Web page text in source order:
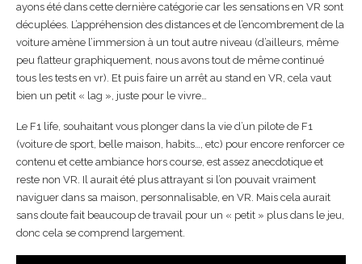
ayons été dans cette dernière catégorie car les sensations en VR sont
décuplées. L’appréhension des distances et de l’encombrement de la
voiture amène l’immersion à un tout autre niveau (d’ailleurs, même
peu flatteur graphiquement, nous avons tout de même continué
tous les tests en vr). Et puis faire un arrêt au stand en VR, cela vaut
bien un petit « lag », juste pour le vivre…
Le F1 life, souhaitant vous plonger dans la vie d’un pilote de F1
(voiture de sport, belle maison, habits…, etc) pour encore renforcer ce
contenu et cette ambiance hors course, est assez anecdotique et
reste non VR. Il aurait été plus attrayant si l’on pouvait vraiment
naviguer dans sa maison, personnalisable, en VR. Mais cela aurait
sans doute fait beaucoup de travail pour un « petit » plus dans le jeu,
donc cela se comprend largement.